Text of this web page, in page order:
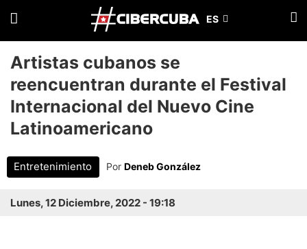
Artistas cubanos se
reencuentran durante el Festival
Internacional del Nuevo Cine
Latinoamericano
Entretenimiento Por Deneb González
Lunes, 12 Diciembre, 2022 - 19:18